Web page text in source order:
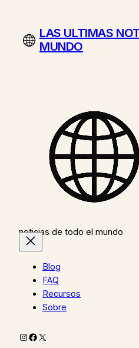
contenidoLAS ULTIMAS
MUNDO
noticias de todo el mundo
Blog
FAQ
Recursos
Sobre
Instagram
Facebook
X